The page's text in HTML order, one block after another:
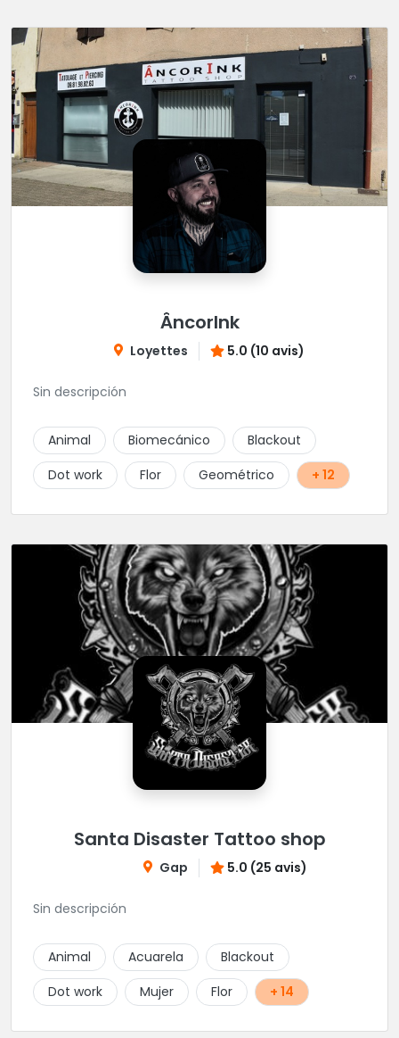
ÂncorInk
Loyettes 5.0 (10 avis)
Sin descripción
Animal Biomecánico
Blackout
Dot work
Flor Geométrico + 12
Santa Disaster Tattoo shop
Gap 5.0 (25 avis)
Sin descripción
Animal Acuarela
Blackout
Dot work
Mujer Flor + 14